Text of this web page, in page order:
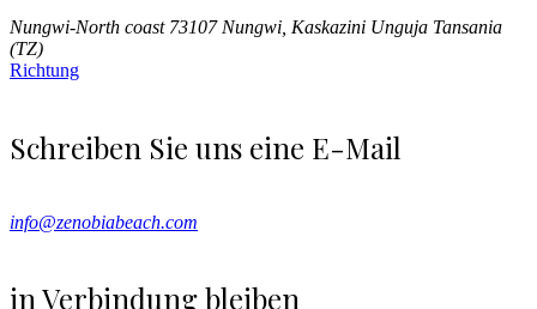
Nungwi-North coast 73107 Nungwi, Kaskazini Unguja Tansania
(TZ)
Richtung
Schreiben Sie uns eine E-Mail
info@zenobiabeach.com
in Verbindung bleiben